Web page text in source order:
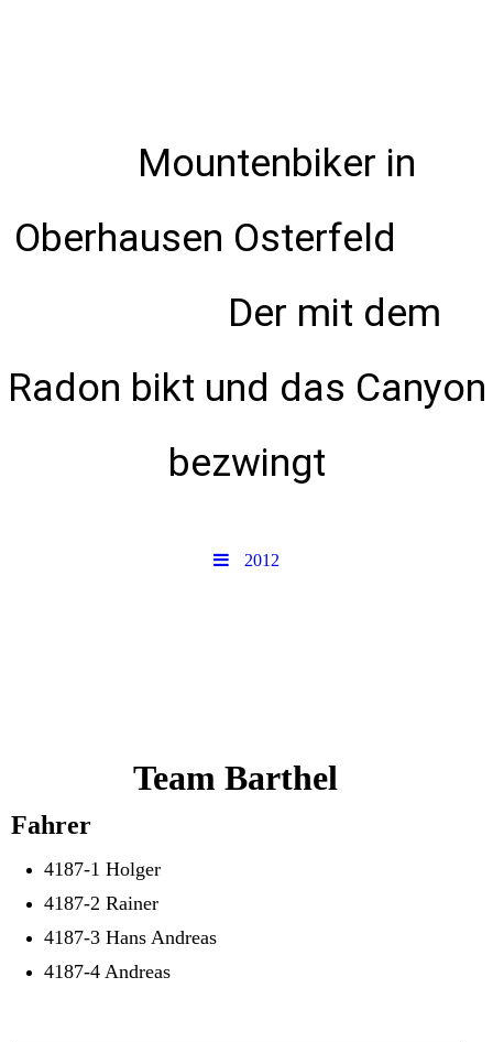
Mountenbiker in
Oberhausen Osterfeld
Der mit dem
Radon bikt und das Canyon
bezwingt
2012
Team Barthel
Fahrer
4187-1 Holger
4187-2 Rainer
4187-3 Hans Andreas
4187-4 Andreas